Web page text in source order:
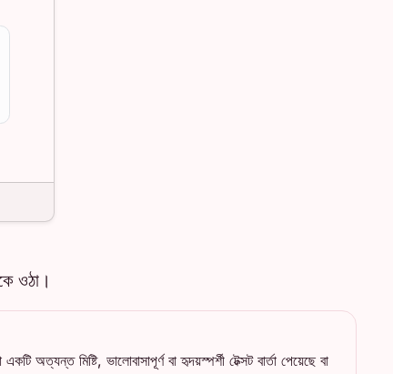
ওঠা।
অত্যন্ত মিষ্টি, ভালোবাসাপূর্ণ বা হৃদয়স্পর্শী টেক্সট বার্তা পেয়েছে বা